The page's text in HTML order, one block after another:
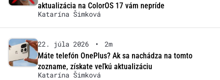
aktualizácia na ColorOS 17 vám nepríde
Katarína Šimková
22. júla 2026 •
2m
Máte telefón OnePlus? Ak sa nachádza na tomto
zozname, získate veľkú aktualizáciu
Katarína Šimková